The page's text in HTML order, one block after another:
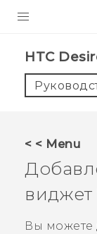
5G
VIVERSE
ПОДДЕРЖКА
HTC
< < Menu
виджет
Вы можете